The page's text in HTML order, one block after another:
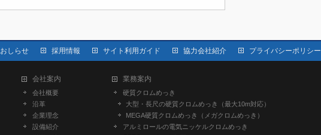
おしらせ 採用情報 サイト利用ガイド 協力会社紹介 プライバシーポリシー
会社案内
会社概要
沿革
企業理念
設備紹介
業務案内
硬質クロムめっき
大型・長尺の硬質クロムめっき（最大10m対応）
MEGA硬質クロムめっき（メガクロムめっき）
アルミロールの電気ニッケルクロムめっき